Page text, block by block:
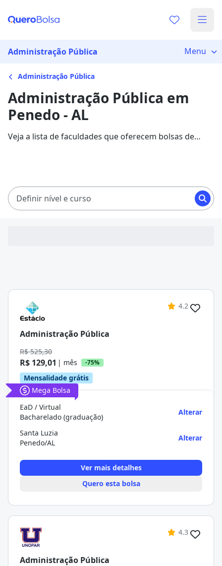
Administração Pública Menu
Administração Pública
Administração Pública em
Penedo - AL
Veja a lista de faculdades que oferecem bolsas de
Definir nível e curso
4.2
Administração Pública
R$ 525,30
R$ 129,01 | mês -75%
Mensalidade grátis
Mega Bolsa
EaD / Virtual
Bacharelado (graduação)
Alterar
Santa Luzia
Penedo/AL
Alterar
Ver mais detalhes
Quero esta bolsa
4.3
Administração Pública